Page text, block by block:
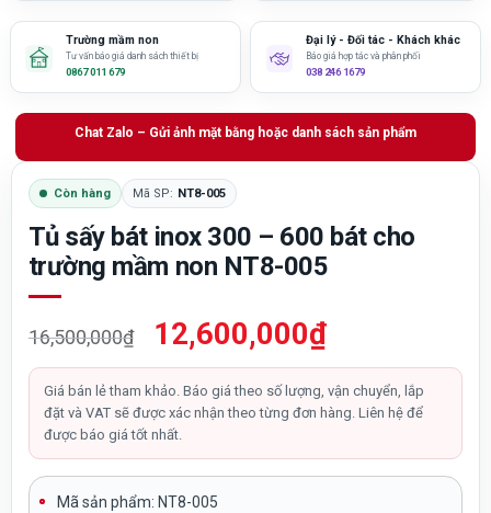
Trường mầm non
Tư vấn báo giá danh sách thiết bị
0867 011 679
Đại lý - Đối tác - Khách khác
Báo giá hợp tác và phân phối
038 246 1679
Chat Zalo – Gửi ảnh mặt bằng hoặc danh sách sản phẩm
Còn hàng Mã SP: NT8-005
Tủ sấy bát inox 300 – 600 bát cho
trường mầm non NT8-005
16,500,000₫
Giá
gốc
là:
16,500,000₫.
12,600,000₫Giá
hiện
tại
là:
12,600,000₫.
Giá bán lẻ tham khảo. Báo giá theo số lượng, vận chuyển, lắp
đặt và VAT sẽ được xác nhận theo từng đơn hàng. Liên hệ để
được báo giá tốt nhất.
Mã sản phẩm: NT8-005